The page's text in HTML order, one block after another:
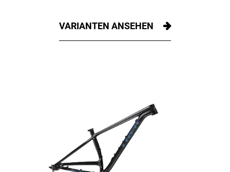
VARIANTEN ANSEHEN